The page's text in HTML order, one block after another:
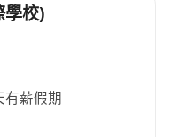
學校)
有薪假期